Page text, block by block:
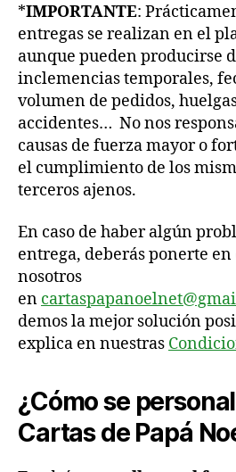
*IMPORTANTE:
entregas se realizan en el
aunque pueden producirse
inclemencias temporales,
volumen de pedidos,
accidentes… No nos
causas de fuerza mayor o
el cumplimiento de los
terceros ajenos.
En caso de haber algún
entrega, deberás ponerte
nosotros
en
demos la mejor solución
explica en nuestras
¿Cómo se
Cartas de Papá